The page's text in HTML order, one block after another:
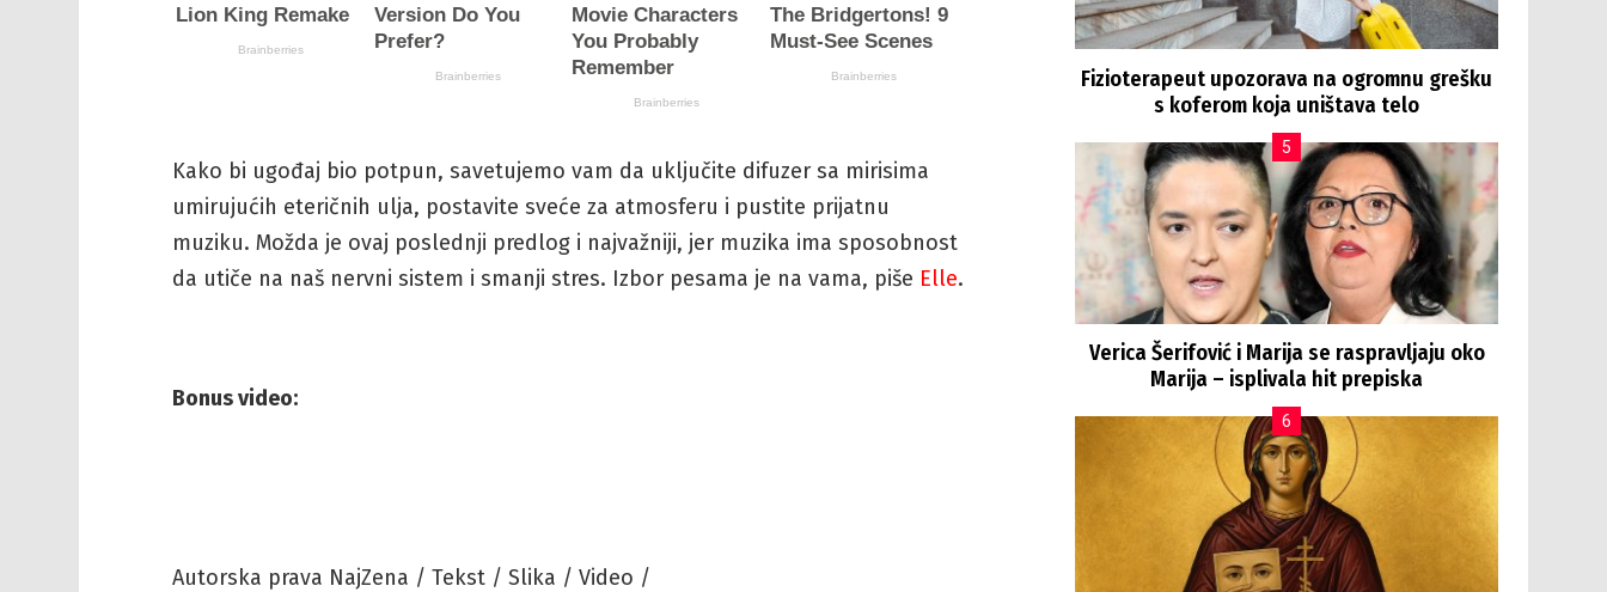
Kako bi ugođaj bio potpun, savetujemo vam da uključite difuzer sa mirisima
umirujućih eteričnih ulja, postavite sveće za atmosferu i pustite prijatnu
muziku. Možda je ovaj poslednji predlog i najvažniji, jer muzika ima sposobnost
da utiče na naš nervni sistem i smanji stres. Izbor pesama je na vama, piše Elle.
Bonus video:
Autorska prava NajZena / Tekst / Slika / Video /
Fizioterapeut upozorava na ogromnu grešku
s koferom koja uništava telo
Verica Šerifović i Marija se raspravljaju oko
Marija – isplivala hit prepiska